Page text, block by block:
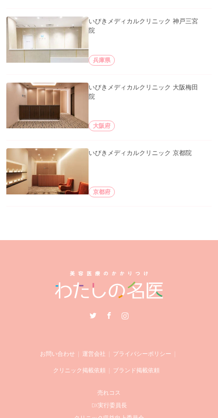
いびきメディカルクリニック 神戸三宮
院
兵庫県
いびきメディカルクリニック 大阪梅田
院
大阪府
いびきメディカルクリニック 京都院
京都府
Instagram
お問い合わせ 運営会社 プライバシーポリシー
クリニック掲載依頼 ブランド掲載依頼
売れコス
DX実行委員長